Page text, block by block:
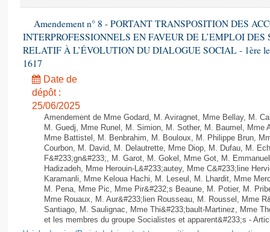
Amendement n° 8 - PORTANT TRANSPOSITION DES
INTERPROFESSIONNELS EN FAVEUR DE L’EMPLOI
RELATIF À L’ÉVOLUTION DU DIALOGUE SOCIAL - 1ère
1617
Date de
dépôt :
25/06/2025
Amendement de Mme Godard, M. Aviragnet, Mme Bellay, M.
M. Guedj, Mme Runel, M. Simion, M. Sother, M. Baumel, Mme
Mme Battistel, M. Benbrahim, M. Bouloux, M. Philippe Brun,
Courbon, M. David, M. Delautrette, Mme Diop, M. Dufau, M.
F&#233;gn&#233;, M. Garot, M. Gokel, Mme Got, M.
Hadizadeh, Mme Herouin-L&#233;autey, Mme C&#233;line
Karamanli, Mme Keloua Hachi, M. Leseul, M. Lhardit, Mme
M. Pena, Mme Pic, Mme Pir&#232;s Beaune, M. Potier, M.
Mme Rouaux, M. Aur&#233;lien Rousseau, M. Roussel, Mme
Santiago, M. Saulignac, Mme Thi&#233;bault-Martinez, Mme
et les membres du groupe Socialistes et apparent&#233;s -